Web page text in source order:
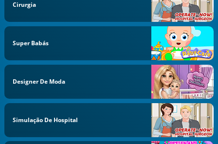
Cirurgia
Super Babás
Designer De Moda
Simulação De Hospital